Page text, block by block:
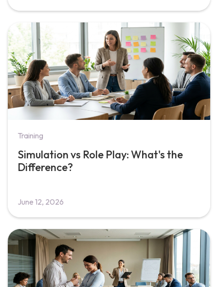
Training
Simulation vs Role Play: What's the
Difference?
June 12, 2026